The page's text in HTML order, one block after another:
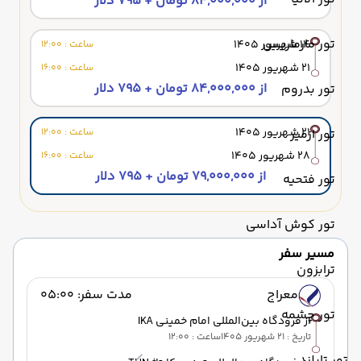
تور مارماریس
تور بدروم
تور ازمیر
تور فتحیه
تور کوش آداسی
ترابزون
تور چشمه
14 شهریور 1405 ساعت : 12:00
21 شهریور 1405 ساعت : 16:00
از 84,000,000 تومان + 795 دلار
21 شهریور 1405 ساعت : 12:00
28 شهریور 1405 ساعت : 16:00
از 79,000,000 تومان + 795 دلار
مسیر سفر
معراج مدت سفر: 05:00
از فرودگاه بین‌المللی امام خمینی IKA
تاریخ : 21 شهریور 1405 ساعت : 12:00